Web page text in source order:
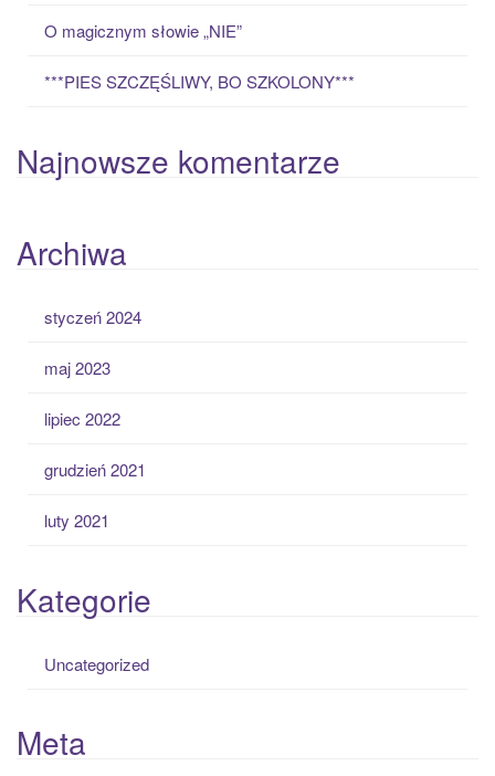
O magicznym słowie „NIE”
***PIES SZCZĘŚLIWY, BO SZKOLONY***
Najnowsze komentarze
Archiwa
styczeń 2024
maj 2023
lipiec 2022
grudzień 2021
luty 2021
Kategorie
Uncategorized
Meta